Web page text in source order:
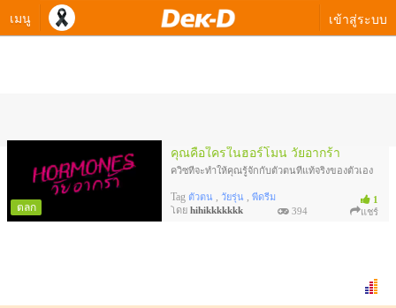
เมนู เข้าสู่ระบบ
ตลก
คุณคือใครในฮอร์โมน วัยอากร้า
1
ควิซที่จะทำให้คุณรู้จักกับตัวตนที่แท้จริงของตัวเอง
Tag ตัวตน , วัยรุ่น , พี่ดรีม
โดย hihikkkkkkk 394 แชร์